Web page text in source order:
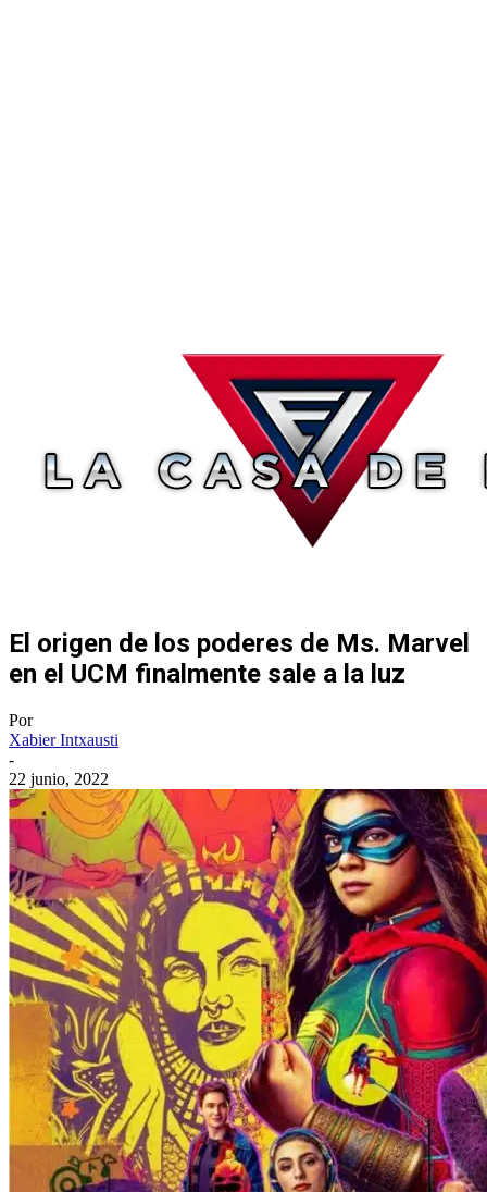
El origen de los poderes de Ms. Marvel
en el UCM finalmente sale a la luz
Por
Xabier Intxausti
-
22 junio, 2022